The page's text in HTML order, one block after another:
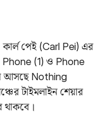
কার্ল পেই (Carl Pei) এর
Phone (1) ও Phone
আসছে Nothing
টাইমলাইন শেয়ার
থাকবে।